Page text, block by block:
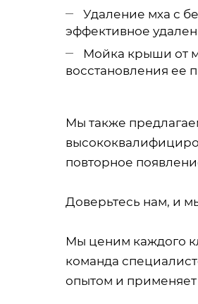
Удаление мха с
эффективное
Мойка крыши от
восстановления ее
Мы также
повторное
Доверьтесь нам, и
Мы ценим каждого
команда
опытом и